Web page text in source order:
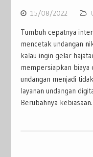
15/08/2022
Tumbuh cepatnya
mencetak undangan
kalau ingin gelar
mempersiapkan biaya
undangan menjadi
layanan undangan
Berubahnya